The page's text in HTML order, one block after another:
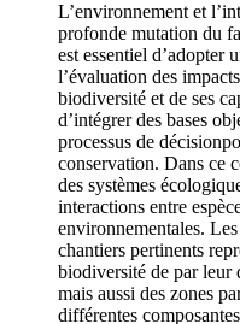
L’environnement et
profonde mutation du
est essentiel d’adopter
l’évaluation des
biodiversité et de ses
d’intégrer des bases
processus de
conservation. Dans ce
des systèmes
interactions entre
environnementales.
chantiers pertinents
biodiversité de par leur
mais aussi des zones
différentes